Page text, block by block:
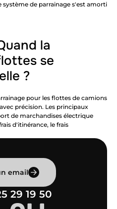
système de parrainage s'est amorti
la
se
?
pour les flottes de camions
précision. Les principaux
de marchandises électrique
d'itinérance, le frais
email
29 19 50